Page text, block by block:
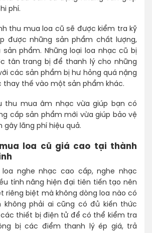
phí.
thu mua loa cũ sẽ được kiểm tra kỹ
được những sản phẩm chất lượng,
phẩm. Những loại loa nhạc cũ bị
tân trang bị để thanh lý cho những
các sản phẩm bị hư hỏng quá nặng
thay thế vào một sản phẩm khác.
thu mua âm nhạc vừa giúp bạn có
cấp sản phẩm mới vừa giúp bảo vệ
gây lãng phí hiệu quả.
loa cũ giá cao tại thành
nghe nhạc cao cấp, nghe nhạc
tính năng hiện đại tiên tiến tạo nên
riêng biệt mà không dòng loa nào có
không phải ai cũng có đủ kiến thức
thiết bị điện tử để có thể kiểm tra
bị các điểm thanh lý ép giá, trả